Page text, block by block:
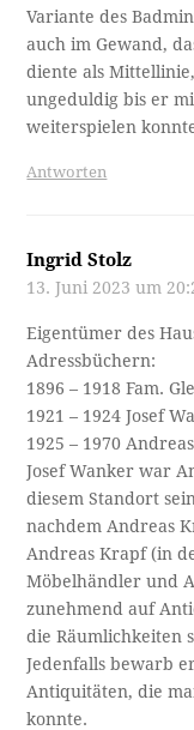
Variante des
auch im Gewand,
diente als
ungeduldig bis er
weiterspielen
Antworten
Ingrid Stolz
13. Juni 2023 um
Eigentümer des
Adressbüchern:
1896 – 1918 Fam.
1921 – 1924 Josef
1925 – 1970
Josef Wanker war
diesem Standort
nachdem Andreas
Andreas Krapf (in
Möbelhändler und
zunehmend auf
die Räumlichkeiten
Jedenfalls bewarb
Antiquitäten, die
konnte.